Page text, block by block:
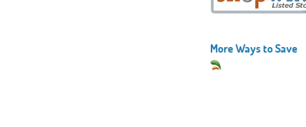
More Ways to Save